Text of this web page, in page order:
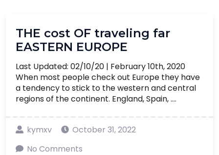
THE cost OF traveling far
EASTERN EUROPE
Last Updated: 02/10/20 | February 10th, 2020
When most people check out Europe they have
a tendency to stick to the western and central
regions of the continent. England, Spain, ....
kymxv
October 31, 2022
No Comments